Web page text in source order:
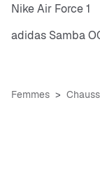
Nike Air Force 1
adidas Samba
Femmes